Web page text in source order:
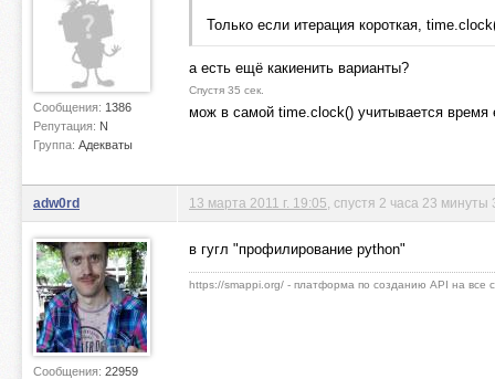
Сообщения: 1386
Репутация: N
Группа: Адекваты
Только если итерация короткая,
а есть ещё какиенить варианты?
Спустя 35 сек.
мож в самой time.clock() учитывается время
adw0rd
Сообщения: 22959
13 марта 2011 г. 19:05 , спустя 2 часа 23 минуты
в гугл "профилирование python"
https://smappi.org/ - платформа по созданию API на все